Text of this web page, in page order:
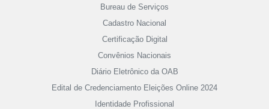
Bureau de Serviços
Cadastro Nacional
Certificação Digital
Convênios Nacionais
Diário Eletrônico da OAB
Edital de Credenciamento Eleições Online 2024
Identidade Profissional